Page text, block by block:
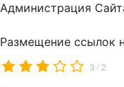
Администрация
Размещение ссылок
3 /2